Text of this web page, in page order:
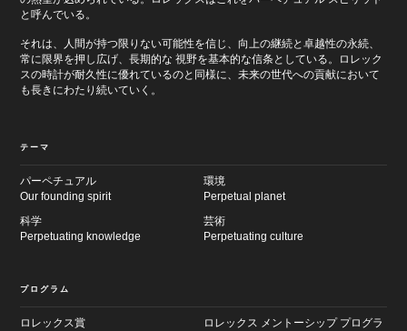
と呼んでいる。
それは、人間が持つ限りない可能性を信じ、向上の継続と卓越性の永続、
常に限界を押し広げ、長期的な 視野を基本的な信条としている。ロレック
スの時計が耐久性に優れているのと同様に、未来の世代への貢献において
も長きにわたり続いていく。
テーマ
パーペチュアル
Our founding spirit
環境
Perpetual planet
科学
Perpetuating knowledge
芸術
Perpetuating culture
プログラム
ロレックス賞
ロレックス メントーシップ プログラ